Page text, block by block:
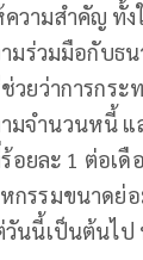
ามสำคัญ ทั้ง
มร่วมมือกับธ
ว่าการกระ
จำนวนหนี้ แ
ยละ 1 ต่อเดื
รรมขนาดย่
นนี้เป็นต้นไป